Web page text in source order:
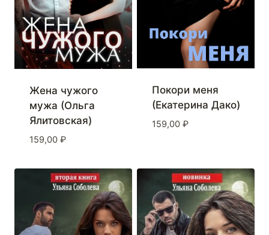
Жена чужого
мужа (Ольга
Ялитовская)
159,00 ₽
Покори меня
(Екатерина Дако)
159,00 ₽